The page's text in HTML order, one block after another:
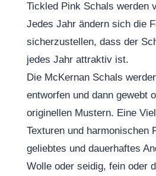
Tickled Pink Schals werden
Jedes Jahr ändern sich die
sicherzustellen, dass der
jedes Jahr attraktiv ist.
Die McKernan Schals
entworfen und dann gewebt
originellen Mustern. Eine
Texturen und harmonischen
geliebtes und dauerhaftes
Wolle oder seidig, fein oder